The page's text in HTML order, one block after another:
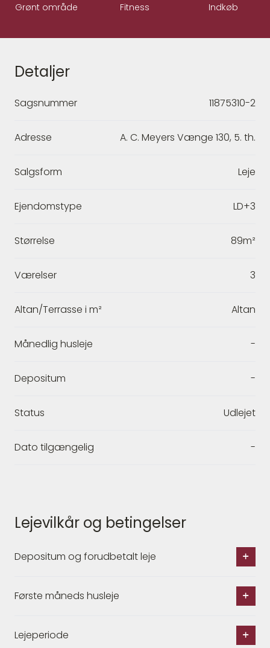
Grønt område Fitness Indkøb
Detaljer
Sagsnummer 11875310-2
Adresse A. C. Meyers Vænge 130, 5. th.
Salgsform Leje
Ejendomstype LD+3
Størrelse 89m²
Værelser 3
Altan/Terrasse i m² Altan
Månedlig husleje -
Depositum -
Status Udlejet
Dato tilgængelig -
Lejevilkår og betingelser
Depositum og forudbetalt leje
Første måneds husleje
Lejeperiode